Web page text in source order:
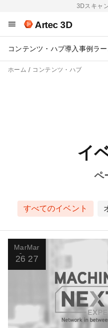
3Dスキャ
Artec 3D
コンテンツ・ハブ導入事例 ラ
ホーム コンテンツ・ハブ
イ
ペ
すべてのイベント
Mar
26
Mar
27